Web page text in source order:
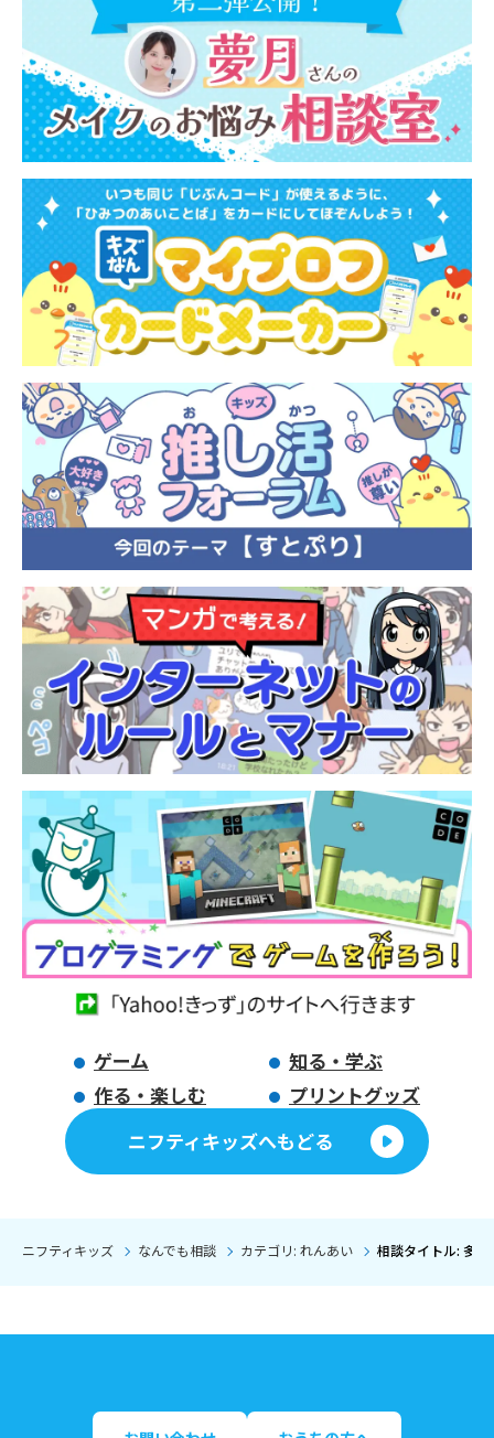
ゲーム
知る・学ぶ
作る・楽しむ
プリントグッズ
ニフティキッズへもどる
ニフティキッズ なんでも相談 カテゴリ: れんあい 相談タイトル: 多